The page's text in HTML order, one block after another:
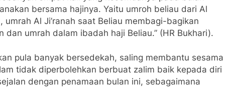
bersama hajinya. Yaitu umroh beliau dari Al
Al Ji’ranah saat Beliau membagi-bagikan
umrah dalam ibadah haji Beliau.” (HR Bukhari).
pula banyak bersedekah, saling membantu sesama
tidak diperbolehkan berbuat zalim baik kepada diri
dengan penamaan bulan ini, sebagaimana